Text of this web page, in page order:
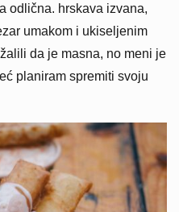
odlična. hrskava izvana,
umakom i ukiseljenim
da je masna, no meni je
planiram spremiti svoju